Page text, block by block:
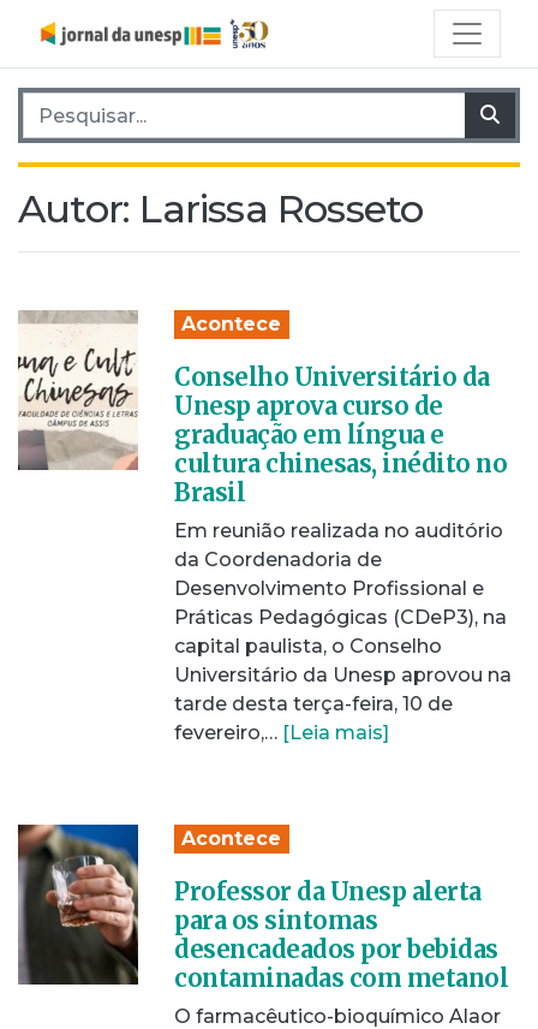
Pesquisar por:
Autor: Larissa Rosseto
Acontece
Conselho Universitário da
Unesp aprova curso de
graduação em língua e
cultura chinesas, inédito no
Brasil
Em reunião realizada no auditório
da Coordenadoria de
Desenvolvimento Profissional e
Práticas Pedagógicas (CDeP3), na
capital paulista, o Conselho
Universitário da Unesp aprovou na
tarde desta terça-feira, 10 de
fevereiro,… [Leia mais]
Acontece
Professor da Unesp alerta
para os sintomas
desencadeados por bebidas
contaminadas com metanol
O farmacêutico-bioquímico Alaor